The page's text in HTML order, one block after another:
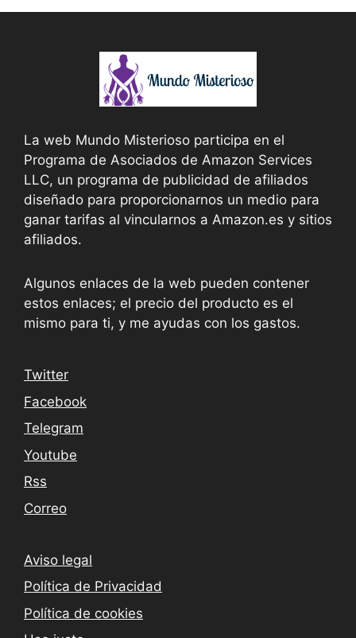
La web Mundo Misterioso participa en el
Programa de Asociados de Amazon Services
LLC, un programa de publicidad de afiliados
diseñado para proporcionarnos un medio para
ganar tarifas al vincularnos a Amazon.es y sitios
afiliados.
Algunos enlaces de la web pueden contener
estos enlaces; el precio del producto es el
mismo para ti, y me ayudas con los gastos.
Twitter
Facebook
Telegram
Youtube
Rss
Correo
Aviso legal
Política de Privacidad
Política de cookies